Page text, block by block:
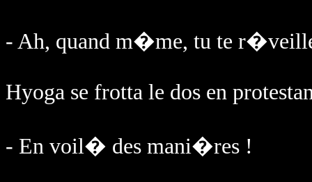
- Ah, quand m�me, tu te
Hyoga se frotta le dos en
- En voil� des mani�res !